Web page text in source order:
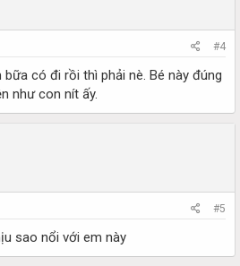
#4
có đi rồi thì phải nè. Bé này đúng
như con nít ấy.
#5
sao nổi với em này